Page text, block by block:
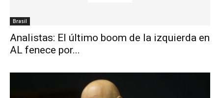
Brasil
Analistas: El último boom de la izquierda en
AL fenece por...